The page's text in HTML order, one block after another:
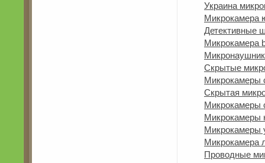
Украина
Микрокамера
Детективные
Микрокамера
Скрытые
Микрокамеры
Скрытая
Микрокамеры
Микрокамеры
Микрокамеры
Микрокамера
Проводные